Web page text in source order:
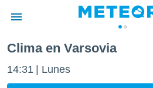
de
Clima en Varsovia
14:31 Lunes